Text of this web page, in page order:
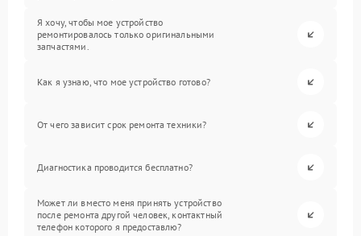
Я хочу, чтобы мое устройство
ремонтировалось только оригинальными
запчастями.
Как я узнаю, что мое устройство готово?
От чего зависит срок ремонта техники?
Диагностика проводится бесплатно?
Может ли вместо меня принять устройство
после ремонта другой человек, контактный
телефон которого я предоставлю?